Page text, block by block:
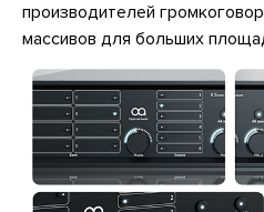
производителей
массивов для больших